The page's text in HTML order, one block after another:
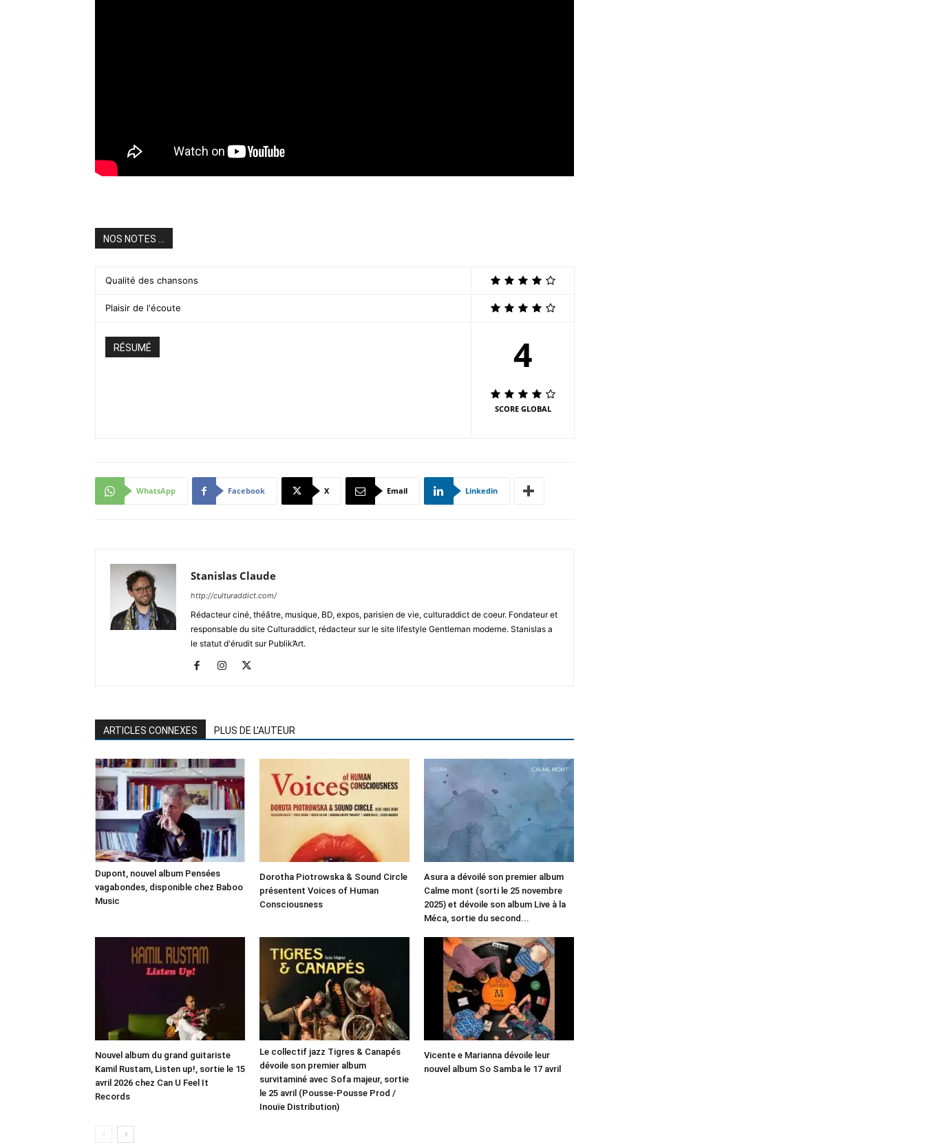
NOS NOTES ...
Qualité des chansons
Plaisir de l'écoute
RÉSUMÉ 4
SCORE GLOBAL
WhatsApp Facebook X Email Linkedin
Stanislas Claude
http://culturaddict.com/
Rédacteur ciné, théâtre, musique, BD, expos, parisien de vie, culturaddict de coeur. Fondateur et
responsable du site Culturaddict, rédacteur sur le site lifestyle Gentleman moderne. Stanislas a
le statut d'érudit sur Publik’Art.
ARTICLES CONNEXES PLUS DE L'AUTEUR
Dupont, nouvel album Pensées
vagabondes, disponible chez Baboo
Music
Dorotha Piotrowska & Sound Circle
présentent Voices of Human
Consciousness
Asura a dévoilé son premier album
Calme mont (sorti le 25 novembre
2025) et dévoile son album Live à la
Méca, sortie du second...
Nouvel album du grand guitariste
Kamil Rustam, Listen up!, sortie le 15
avril 2026 chez Can U Feel It
Records
Le collectif jazz Tigres & Canapés
dévoile son premier album
survitaminé avec Sofa majeur, sortie
le 25 avril (Pousse-Pousse Prod /
Inouïe Distribution)
Vicente e Marianna dévoile leur
nouvel album So Samba le 17 avril